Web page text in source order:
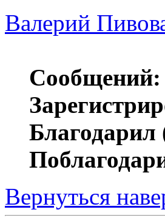
Валерий
Сообщений:
Благодарил
Вернуться